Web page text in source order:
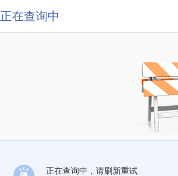
正在查询中
正在查询中，请刷新重试